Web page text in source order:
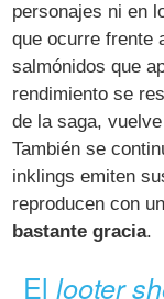
personajes ni en
que ocurre frente
salmónidos que
rendimiento se
de la saga,
También se
inklings emiten
reproducen con
bastante gracia.
Ellooter